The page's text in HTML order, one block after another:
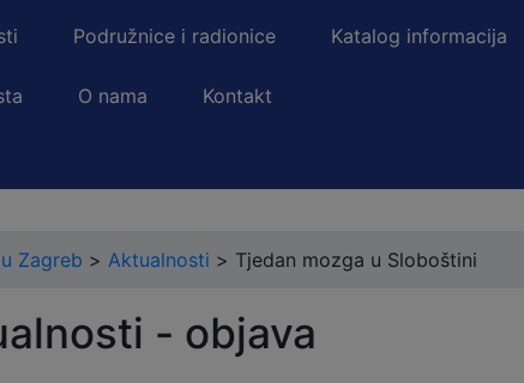
Podružnice i radionice Katalog informacija
O nama Kontakt
Zagreb > Aktualnosti > Tjedan mozga u Sloboštini
- objava